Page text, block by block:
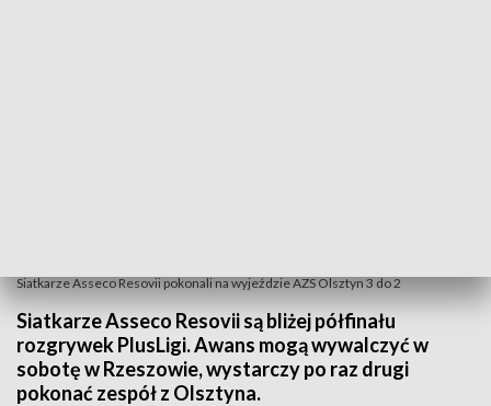
Siatkarze Asseco Resovii pokonali na wyjeździe AZS Olsztyn 3 do 2
Siatkarze Asseco Resovii są bliżej półfinału
rozgrywek PlusLigi. Awans mogą wywalczyć w
sobotę w Rzeszowie, wystarczy po raz drugi
pokonać zespół z Olsztyna.